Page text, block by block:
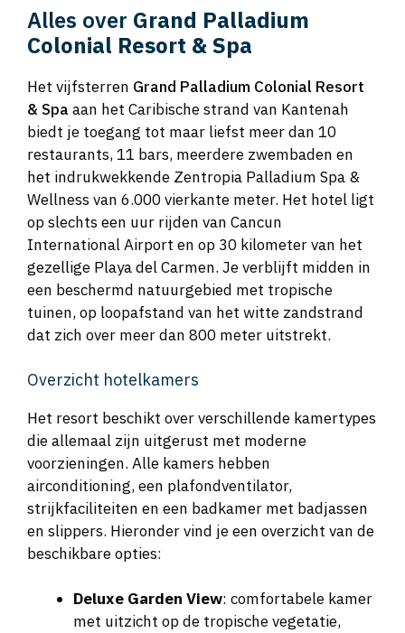
Alles over Grand Palladium
Colonial Resort & Spa
Het vijfsterren Grand Palladium Colonial Resort
& Spa aan het Caribische strand van Kantenah
biedt je toegang tot maar liefst meer dan 10
restaurants, 11 bars, meerdere zwembaden en
het indrukwekkende Zentropia Palladium Spa &
Wellness van 6.000 vierkante meter. Het hotel ligt
op slechts een uur rijden van Cancun
International Airport en op 30 kilometer van het
gezellige Playa del Carmen. Je verblijft midden in
een beschermd natuurgebied met tropische
tuinen, op loopafstand van het witte zandstrand
dat zich over meer dan 800 meter uitstrekt.
Overzicht hotelkamers
Het resort beschikt over verschillende kamertypes
die allemaal zijn uitgerust met moderne
voorzieningen. Alle kamers hebben
airconditioning, een plafondventilator,
strijkfaciliteiten en een badkamer met badjassen
en slippers. Hieronder vind je een overzicht van de
beschikbare opties:
Deluxe Garden View: comfortabele kamer
met uitzicht op de tropische vegetatie,